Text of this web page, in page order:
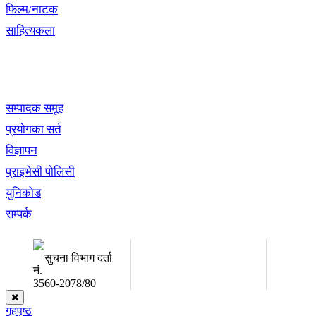
फिल्म/नाटक
साहित्यकला
सम्पादक समूह
प्रयोगका सर्त
विज्ञापन
प्राइभेसी पोलिसी
युनिकोड
सम्पर्क
सुचना विभाग दर्ता
नं.
3560-2078/80
गृहपृष्ठ